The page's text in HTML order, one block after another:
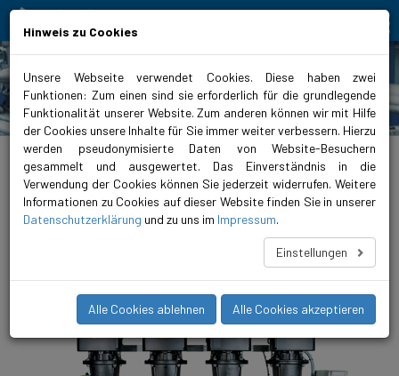
Produkte
biral.de > Produkte > Wasserversorgung > Druckerhöhungsanlagen > geregelt >
ComBo 4x HP-E 6-32-16/8
Druckerhöhungsanlagen mit vier mehrstufigen, vertikalen
Hinweis zu Cookies
Unsere Webseite verwendet Cookies. Diese haben zwei
Funktionen: Zum einen sind sie erforderlich für die grundlegende
Funktionalität unserer Website. Zum anderen können wir mit Hilfe
der Cookies unsere Inhalte für Sie immer weiter verbessern. Hierzu
werden pseudonymisierte Daten von Website-Besuchern
gesammelt und ausgewertet. Das Einverständnis in die
Verwendung der Cookies können Sie jederzeit widerrufen. Weitere
Informationen zu Cookies auf dieser Website finden Sie in unserer
Datenschutzerklärung und zu uns im Impressum.
Einstellungen
Alle Cookies ablehnen Alle Cookies akzeptieren